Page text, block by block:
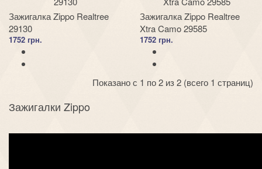
Зажигалка Zippo Realtree
29130
1752 грн.
Зажигалка Zippo Realtree
Xtra Camo 29585
1752 грн.
Показано с 1 по 2 из 2 (всего 1 страниц)
Зажигалки Zippo